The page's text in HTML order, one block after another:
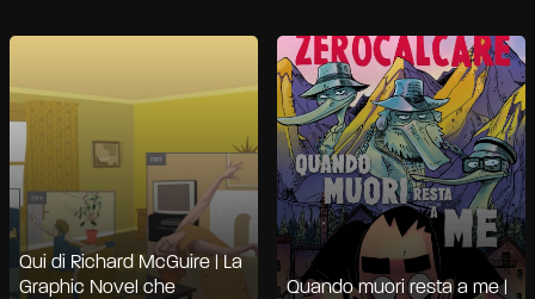
Qui di Richard McGuire | La
Graphic Novel che
Quando muori resta a me |